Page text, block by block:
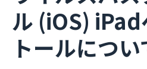
ル (iOS) iPad
トールについ